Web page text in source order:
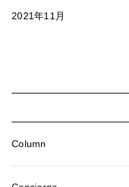
2021年11月
Column